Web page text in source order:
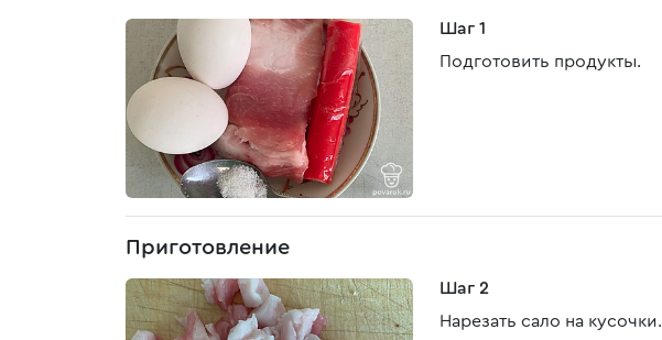
Шаг 1
Подготовить продукты.
Приготовление
Шаг 2
Нарезать сало на кусочки.